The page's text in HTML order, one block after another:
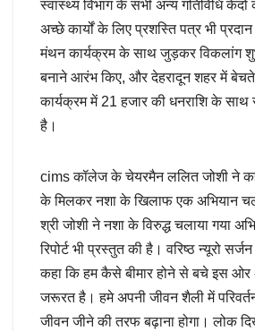
स्वास्थ्य विभाग के सभी अन्य गतिविधि
अच्छे कार्यों के लिए प्रशस्ति पत्र भी
मंथन कार्यक्रम के साथ जुड़कर विकलांग
बनाने आरंभ किए, और देहरादून शहर में
कार्यक्रम में 21 हजार की धनराशि के साथ
है।
cims कॉलेज के चेयरमैन ललित जोशी ने
के मिलकर नशा के खिलाफ एक अभियान
श्री जोशी ने नशा के विरुद्ध चलाया गया
रिपोर्ट भी प्रस्तुत की है। वरिष्ठ न्यूरो
कहा कि हम कैसे बीमार होने से बचे इस ओर
जरूरत है। हमे अपनी जीवन शैली में
जीवन जीने की तरफ बढ़ाना होगा। लोक